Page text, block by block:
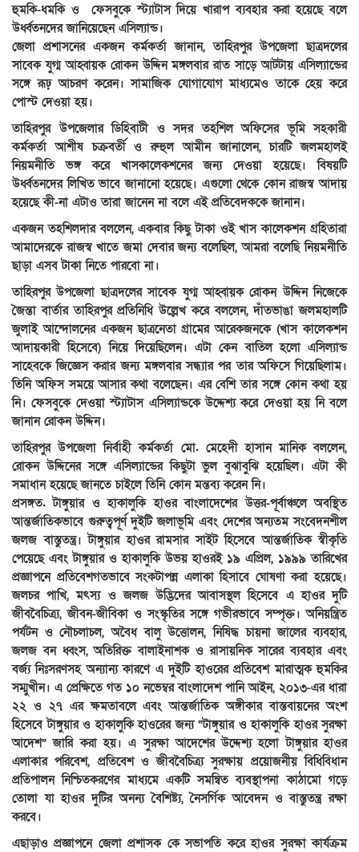
হুমকি-ধমকি ও ফেসবুকে স্ট্যাটাস দিয়ে খারাপ ব্যবহার করা হয়েছে বলে
উর্ধ্বতনদের জানিয়েছেন এসিল্যান্ড।
জেলা প্রশাসনের একজন কর্মকর্তা জানান, তাহিরপুর উপজেলা ছাত্রদলের
সাবেক যুগ্ম আহ্বায়ক রোকন উদ্দিন মঙ্গলবার রাত সাড়ে আটটায় এসিল্যান্ডের
সঙ্গে রূঢ় আচরণ করেন। সামাজিক যোগাযোগ মাধ্যমেও তাকে হেয় করে
পোস্ট দেওয়া হয়।
তাহিরপুর উপজেলার ডিহিবাটী ও সদর তহশিল অফিসের ভূমি সহকারী
কর্মকর্তা আশীষ চক্রবর্তী ও রুহুল আমীন জানালেন, চারটি জলমহালই
নিয়মনীতি ভঙ্গ করে খাসকালেকশনের জন্য দেওয়া হয়েছে। বিষয়টি
উর্ধ্বতনদের লিখিত ভাবে জানানো হয়েছে। এগুলো থেকে কোন রাজস্ব আদায়
হয়েছে কী-না এটাও তারা জানেন না বলে এই প্রতিবেদককে জানান।
একজন তহশিলদার বললেন, একবার কিছু টাকা ওই খাস কালেকশন গ্রহিতারা
আমাদেরকে রাজস্ব খাতে জমা দেবার জন্য বলেছিল, আমরা বলেছি নিয়মনীতি
ছাড়া এসব টাকা নিতে পারবো না।
তাহিরপুর উপজেলা ছাত্রদলের সাবেক যুগ্ম আহ্বায়ক রোকন উদ্দিন নিজেকে
জৈন্তা বার্তার তাহিরপুর প্রতিনিধি উল্লেখ করে বললেন, দাঁতভাঙা জলমহালটি
জুলাই আন্দোলনের একজন ছাত্রনেতা গ্রামের আরেকজনকে (খাস কালেকশন
আদায়কারী হিসেবে) নিয়ে দিয়েছিলেন। এটা কেন বাতিল হলো এসিল্যান্ড
সাহেবকে জিজ্ঞেস করার জন্য মঙ্গলবার সন্ধ্যার পর তার অফিসে গিয়েছিলাম।
তিনি অফিস সময়ে আসার কথা বলেছেন। এর বেশি তার সঙ্গে কোন কথা হয়
নি। ফেসবুকে দেওয়া স্ট্যাটাস এসিল্যান্ডকে উদ্দেশ্য করে দেওয়া হয় নি বলে
জানান রোকন উদ্দিন।
তাহিরপুর উপজেলা নির্বাহী কর্মকর্তা মো. মেহেদী হাসান মানিক বললেন,
রোকন উদ্দিনের সঙ্গে এসিল্যান্ডের কিছুটা ভুল বুঝাবুঝি হয়েছিল। এটা কী
সমাধান হয়েছে জানতে চাইলে তিনি কোন মন্তব্য করেন নি।
প্রসঙ্গত. টাঙ্গুয়ার ও হাকালুকি হাওর বাংলাদেশের উত্তর-পূর্বাঞ্চলে অবস্থিত
আন্তর্জাতিকভাবে গুরুত্বপূর্ণ দুইটি জলাভূমি এবং দেশের অন্যতম সংবেদনশীল
জলজ বাস্তুতন্ত্র। টাঙ্গুয়ার হাওর রামসার সাইট হিসেবে আন্তর্জাতিক স্বীকৃতি
পেয়েছে এবং টাঙ্গুয়ার ও হাকালুকি উভয় হাওরই ১৯ এপ্রিল, ১৯৯৯ তারিখের
প্রজ্ঞাপনে প্রতিবেশগতভাবে সংকটাপন্ন এলাকা হিসাবে ঘোষণা করা হয়েছে।
জলচর পাখি, মৎস্য ও জলজ উদ্ভিদের আবাসস্থল হিসেবে এ হাওর দুটি
জীববৈচিত্র্য, জীবন-জীবিকা ও সংস্কৃতির সঙ্গে গভীরভাবে সম্পৃক্ত। অনিয়ন্ত্রিত
পর্যটন ও নৌচলাচল, অবৈধ বালু উত্তোলন, নিষিদ্ধ চায়না জালের ব্যবহার,
জলজ বন ধ্বংস, অতিরিক্ত বালাইনাশক ও রাসায়নিক সারের ব্যবহার এবং
বর্জ্য নিঃসরণসহ অন্যান্য কারণে এ দুইটি হাওরের প্রতিবেশ মারাত্মক হুমকির
সম্মুখীন। এ প্রেক্ষিতে গত ১০ নভেম্বর বাংলাদেশ পানি আইন, ২০১৩-এর ধারা
২২ ও ২৭ এর ক্ষমতাবলে এবং আন্তর্জাতিক অঙ্গীকার বাস্তবায়নের অংশ
হিসেবে টাঙ্গুয়ার ও হাকালুকি হাওরের জন্য “টাঙ্গুয়ার ও হাকালুকি হাওর সুরক্ষা
আদেশ” জারি করা হয়। এ সুরক্ষা আদেশের উদ্দেশ্য হলো টাঙ্গুয়ার হাওর
এলাকার পরিবেশ, প্রতিবেশ ও জীববৈচিত্র্য সুরক্ষায় প্রয়োজনীয় বিধিবিধান
প্রতিপালন নিশ্চিতকরণের মাধ্যমে একটি সমন্বিত ব্যবস্থাপনা কাঠামো গড়ে
তোলা যা হাওর দুটির অনন্য বৈশিষ্ট্য, নৈসর্গিক আবেদন ও বাস্তুতন্ত্র রক্ষা
করবে।
এছাড়াও প্রজ্ঞাপনে জেলা প্রশাসক কে সভাপতি করে হাওর সুরক্ষা কার্যক্রম